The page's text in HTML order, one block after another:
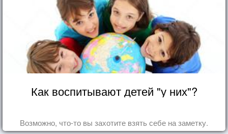
Как воспитывают детей "у них"?
Возможно, что-то вы захотите взять себе на заметку.